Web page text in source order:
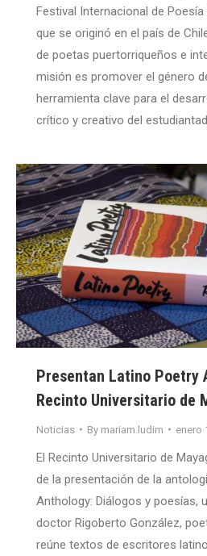
Festival Internacional de Poesía
que se originó en el país de
de poetas puertorriqueños e
misión es promover el género
herramienta clave para el
crítico y creativo del
Presentan Latino Poetry
Recinto Universitario de
Noticias By mariam.ludim enero
El Recinto Universitario de
de la presentación de la
Anthology: Diálogos y poesías,
doctor Rigoberto González,
reúne textos de escritores